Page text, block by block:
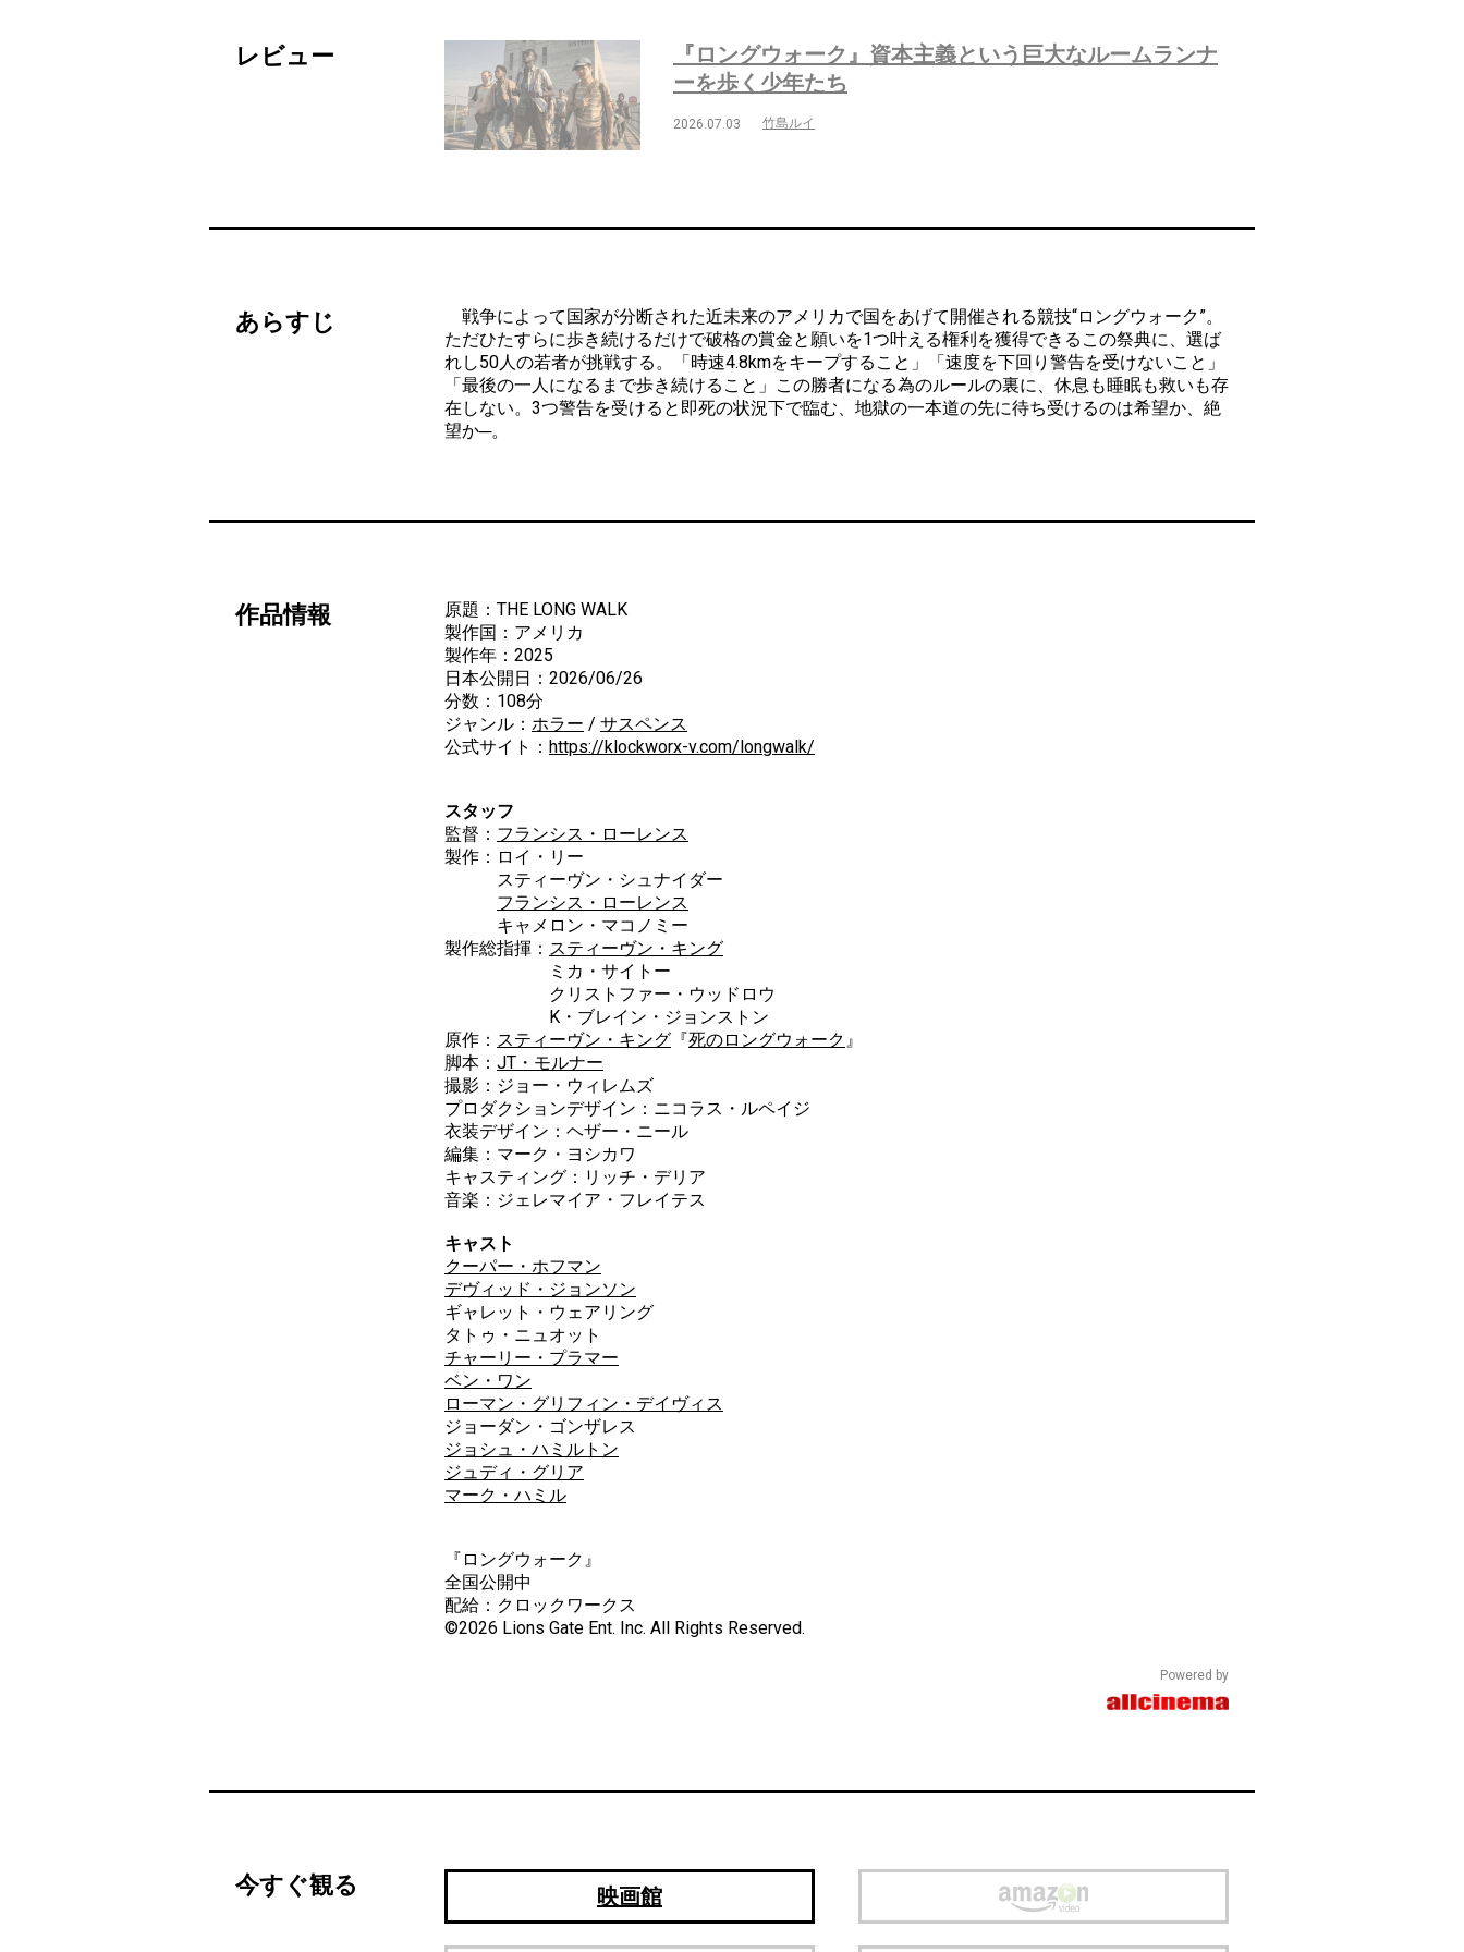
レビュー
『ロングウォーク』資本主義という巨大なルームランナ
ーを歩く少年たち
2026.07.03 竹島ルイ
あらすじ
戦争によって国家が分断された近未来のアメリカで国をあげて開催される競技“ロングウォーク”。
ただひたすらに歩き続けるだけで破格の賞金と願いを1つ叶える権利を獲得できるこの祭典に、選ば
れし50人の若者が挑戦する。「時速4.8kmをキープすること」「速度を下回り警告を受けないこと」
「最後の一人になるまで歩き続けること」この勝者になる為のルールの裏に、休息も睡眠も救いも存
在しない。3つ警告を受けると即死の状況下で臨む、地獄の一本道の先に待ち受けるのは希望か、絶
望か─。
作品情報
原題：THE LONG WALK
製作国：アメリカ
製作年：2025
日本公開日：2026/06/26
分数：108分
ジャンル： ホラー / サスペンス
公式サイト： https://klockworx-v.com/longwalk/
スタッフ
監督： フランシス・ローレンス
製作：ロイ・リー
スティーヴン・シュナイダー
フランシス・ローレンス
キャメロン・マコノミー
製作総指揮： スティーヴン・キング
ミカ・サイトー
クリストファー・ウッドロウ
K・ブレイン・ジョンストン
原作： スティーヴン・キング 『死のロングウォーク 』
脚本： JT・モルナー
撮影：ジョー・ウィレムズ
プロダクションデザイン：ニコラス・ルペイジ
衣装デザイン：ヘザー・ニール
編集：マーク・ヨシカワ
キャスティング：リッチ・デリア
音楽：ジェレマイア・フレイテス
キャスト
クーパー・ホフマン
デヴィッド・ジョンソン
ギャレット・ウェアリング
タトゥ・ニュオット
チャーリー・プラマー
ベン・ワン
ローマン・グリフィン・デイヴィス
ジョーダン・ゴンザレス
ジョシュ・ハミルトン
ジュディ・グリア
マーク・ハミル
『ロングウォーク』
全国公開中
配給：クロックワークス
©2026 Lions Gate Ent. Inc. All Rights Reserved.
Powered by
今すぐ観る 映画館